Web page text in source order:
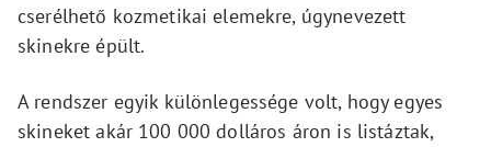
cserélhető kozmetikai elemekre, úgynevezett
skinekre épült.
A rendszer egyik különlegessége volt, hogy egyes
skineket akár 100 000 dolláros áron is listáztak,